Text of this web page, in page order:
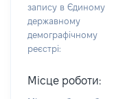
запису в Єдиному
державному
демографічному
реєстрі:
Місце роботи: